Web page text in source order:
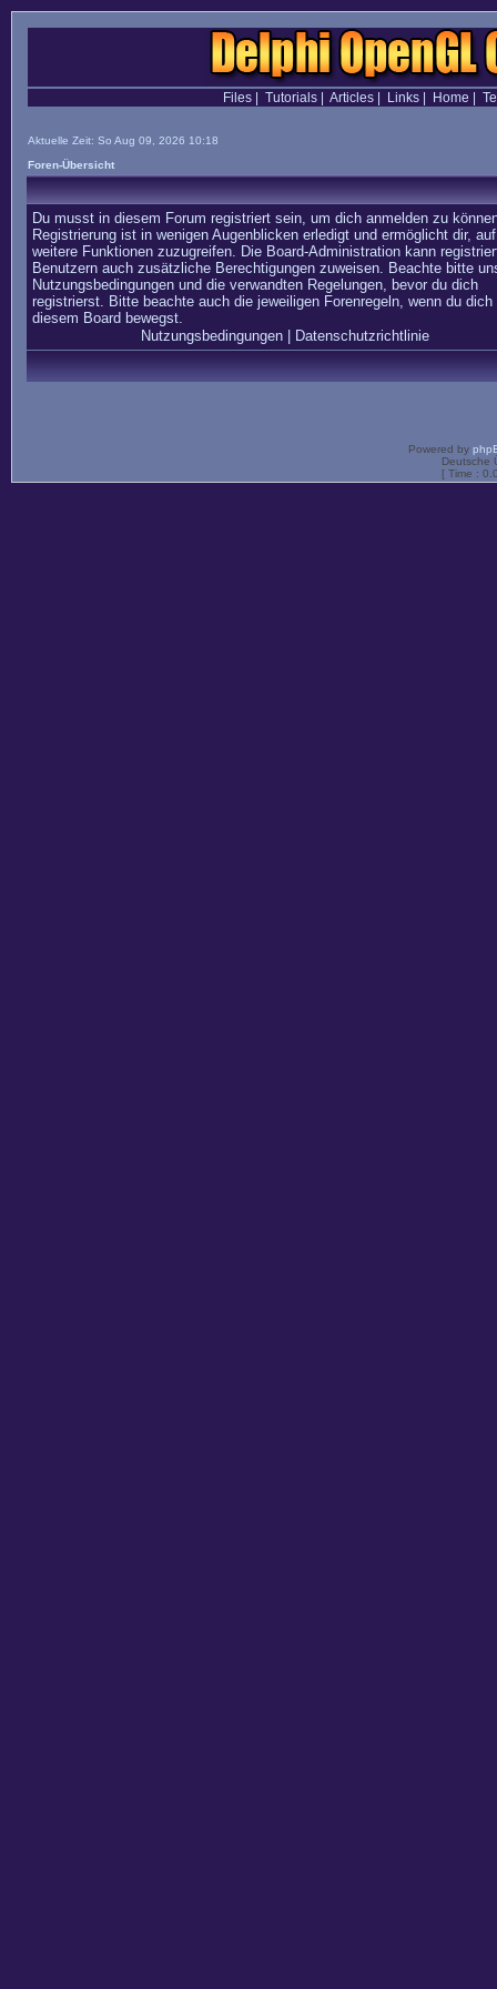
Files| Tutorials| Articles| Links| Home
Aktuelle Zeit: So Aug 09, 2026 10:18
Foren-Übersicht
Du musst in diesem Forum registriert sein, um dich anmelden zu
Registrierung ist in wenigen Augenblicken erledigt und ermöglicht dir, auf
weitere Funktionen zuzugreifen. Die Board-Administration kann
Benutzern auch zusätzliche Berechtigungen zuweisen. Beachte bitte
Nutzungsbedingungen und die verwandten Regelungen, bevor du dich
registrierst. Bitte beachte auch die jeweiligen Forenregeln, wenn du dich
diesem Board bewegst.
Nutzungsbedingungen| Datenschutzrichtlinie
Powered by
Deutsche
[ Time :